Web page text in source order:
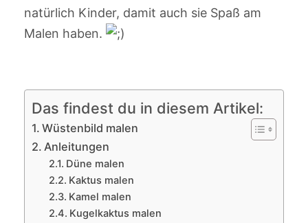
natürlich Kinder, damit auch sie Spaß am
Malen haben.
Das findest du in diesem Artikel:
Wüstenbild malen
Anleitungen
Düne malen
Kaktus malen
Kamel malen
Kugelkaktus malen